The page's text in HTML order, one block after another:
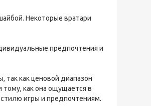
Некоторые вратари
предпочтения и
так как ценовой диапазон
как она ощущается в
игры и предпочтениям.